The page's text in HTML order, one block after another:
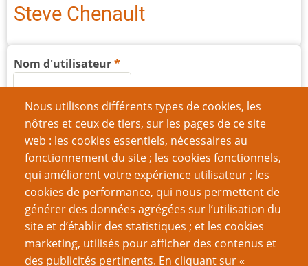
Nous utilisons différents types de cookies, les
nôtres et ceux de tiers, sur les pages de ce site
web : les cookies essentiels, nécessaires au
fonctionnement du site ; les cookies fonctionnels,
qui améliorent votre expérience utilisateur ; les
cookies de performance, qui nous permettent de
générer des données agrégées sur l’utilisation du
site et d’établir des statistiques ; et les cookies
marketing, utilisés pour afficher des contenus et
des publicités pertinents. En cliquant sur «
Steve Chenault
Nom d'utilisateur
Mot de passe
Créer un nouveau compte
Réinitialiser votre mot de passe